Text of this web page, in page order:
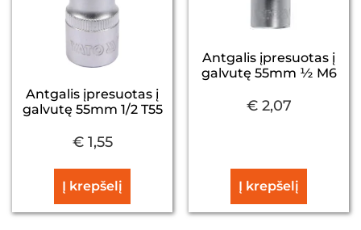
Antgalis įpresuotas į
galvutę 55mm 1/2 T55
€1,55
Į krepšelį
Antgalis įpresuotas į
galvutę 55mm ½ M6
€2,07
Į krepšelį